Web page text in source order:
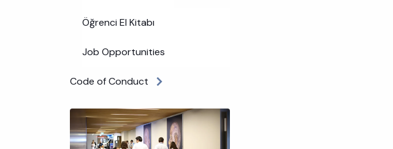
Öğrenci El Kitabı
Job Opportunities
Code of Conduct